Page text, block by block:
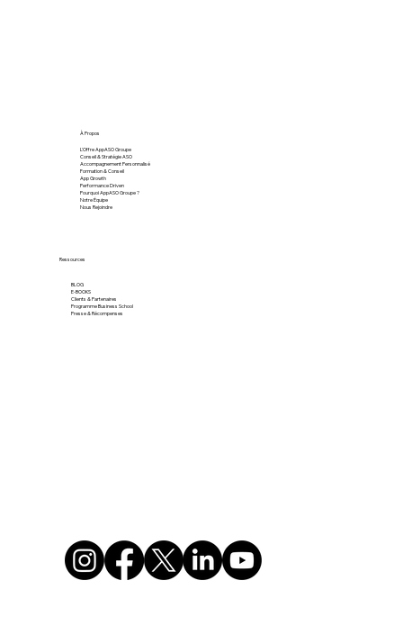
Ressources
BLOG
E-BOOKS
Clients & Partenaires
Programme Business School
Presse & Récompenses
À Propos
L'Offre AppASO Groupe
Conseil & Stratégie ASO
Accompagnement Personnalisé
Formation & Conseil
App Growth
Performance Driven
Pourquoi AppASO Groupe ?
Notre Équipe
Nous Rejoindre